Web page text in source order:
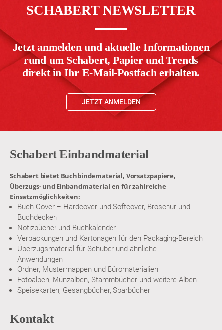
SCHABERT NEWSLETTER
Jetzt anmelden und aktuelle Informationen
rund um Schabert, Papier und Trends
direkt in Ihr E-Mail-Postfach erhalten.
JETZT ANMELDEN
Schabert Einbandmaterial
Schabert bietet Buchbindematerial, Vorsatzpapiere,
Überzugs- und Einbandmaterialien für zahlreiche
Einsatzmöglichkeiten:
Buch-Cover – Hardcover und Softcover, Broschur und
Buchdecken
Notizbücher und Buchkalender
Verpackungen und Kartonagen für den Packaging-Bereich
Überzugsmaterial für Schuber und ähnliche
Anwendungen
Ordner, Mustermappen und Büromaterialien
Fotoalben, Münzalben, Stammbücher und weitere Alben
Speisekarten, Gesangbücher, Sparbücher
Kontakt